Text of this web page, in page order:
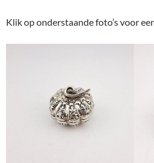
Klik op onderstaande foto’s voor